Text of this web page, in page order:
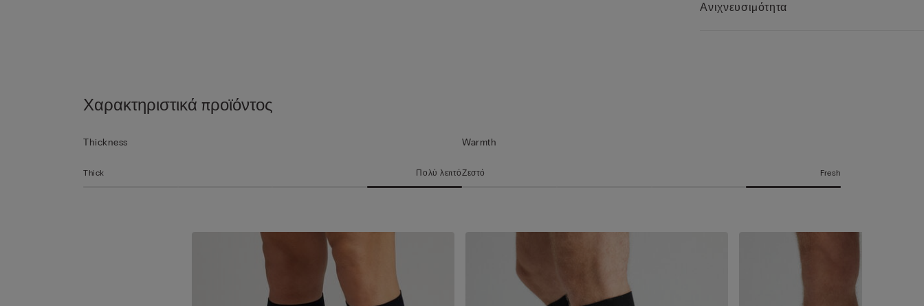
Ανιχνευσιμότητα
Χαρακτηριστικά προϊόντος
Thickness
Thick Πολύ λεπτό
Warmth
Ζεστό Fresh